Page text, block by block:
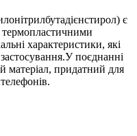
є
характеристики, які
поєднанні
матеріал, придатний для